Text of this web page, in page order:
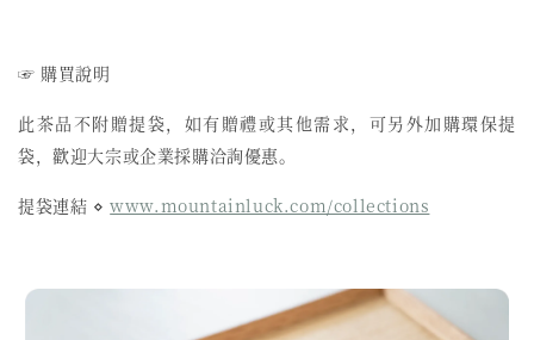
☞ 購買說明
此茶品不附贈提袋，如有贈禮或其他需求，可另外加購環保提
袋，歡迎大宗或企業採購洽詢優惠。
提袋連結 ⋄www.mountainluck.com/collections